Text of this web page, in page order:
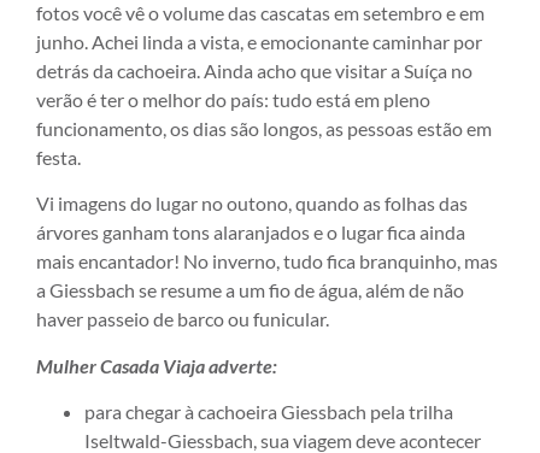
fotos você vê o volume das cascatas em setembro e em
junho. Achei linda a vista, e emocionante caminhar por
detrás da cachoeira. Ainda acho que visitar a Suíça no
verão é ter o melhor do país: tudo está em pleno
funcionamento, os dias são longos, as pessoas estão em
festa.
Vi imagens do lugar no outono, quando as folhas das
árvores ganham tons alaranjados e o lugar fica ainda
mais encantador! No inverno, tudo fica branquinho, mas
a Giessbach se resume a um fio de água, além de não
haver passeio de barco ou funicular.
Mulher Casada Viaja adverte:
para chegar à cachoeira Giessbach pela trilha
Iseltwald-Giessbach, sua viagem deve acontecer